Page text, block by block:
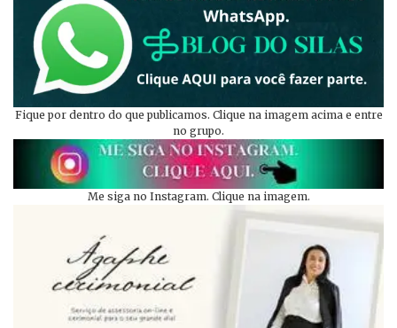
Fique por dentro do que publicamos. Clique na imagem acima e entre
no grupo.
Me siga no Instagram. Clique na imagem.